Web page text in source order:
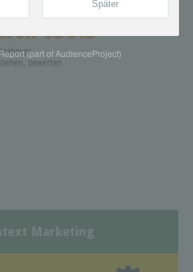
Marketing
(part of AudienceProject)